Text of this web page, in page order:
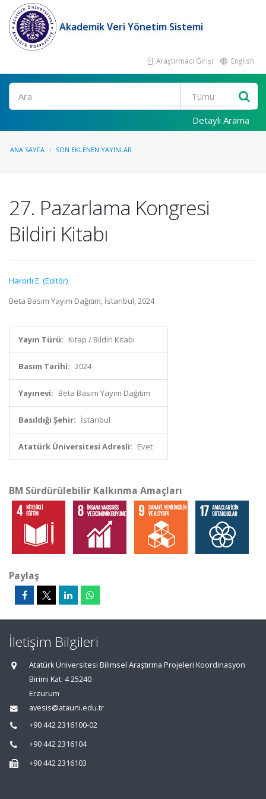
Akademik Veri Yönetim Sistemi
Araştırmacı Girişi English
Ara
Detaylı Arama
ANA SAYFA SON EKLENEN YAYINLAR
27. Pazarlama Kongresi
Bildiri Kitabı
Harorlı E. (Editör)
Beta Basım Yayım Dağıtım, İstanbul, 2024
Yayın Türü: Kitap / Bildiri Kitabı
Basım Tarihi: 2024
Yayınevi: Beta Basım Yayım Dağıtım
Basıldığı Şehir: İstanbul
Atatürk Üniversitesi Adresli: Evet
BM Sürdürülebilir Kalkınma Amaçları
Paylaş
İletişim Bilgileri
Atatürk Üniversitesi Bilimsel Araştırma Projeleri Koordinasyon
Birimi Kat: 4 25240
Erzurum
avesis@atauni.edu.tr
+90 442 2316100-02
+90 442 2316104
+90 442 2316103